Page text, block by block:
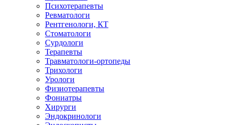
Психотерапевты
Ревматологи
Рентгенологи, КТ
Стоматологи
Сурдологи
Терапевты
Травматологи-ортопеды
Трихологи
Урологи
Физиотерапевты
Фониатры
Хирурги
Эндокринологи